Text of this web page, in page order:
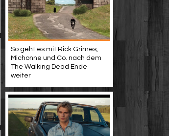
So geht es mit Rick Grimes,
Michonne und Co. nach dem
The Walking Dead Ende
weiter